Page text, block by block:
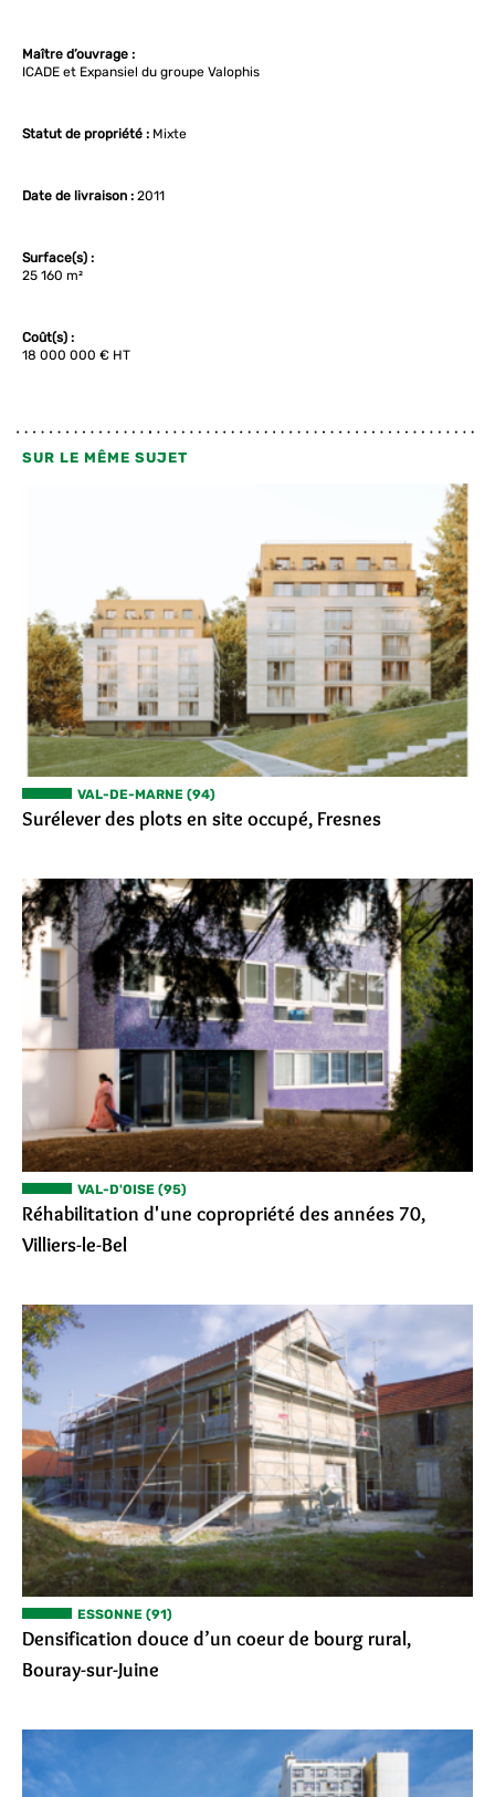
Maître d’ouvrage :
ICADE et Expansiel du groupe Valophis
Statut de propriété : Mixte
Date de livraison : 2011
Surface(s) :
25 160 m²
Coût(s) :
18 000 000 € HT
SUR LE MÊME SUJET
VAL-DE-MARNE (94)
Surélever des plots en site occupé, Fresnes
VAL-D'OISE (95)
Réhabilitation d'une copropriété des années 70,
Villiers-le-Bel
ESSONNE (91)
Densification douce d’un coeur de bourg rural,
Bouray-sur-Juine